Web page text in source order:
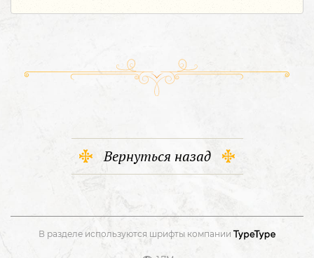
Вернуться назад
В разделе используются шрифты компании